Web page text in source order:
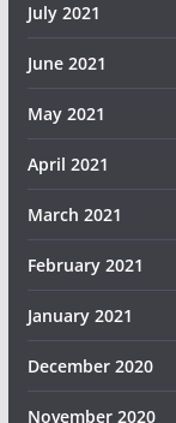
July 2021
June 2021
May 2021
April 2021
March 2021
February 2021
January 2021
December 2020
November 2020